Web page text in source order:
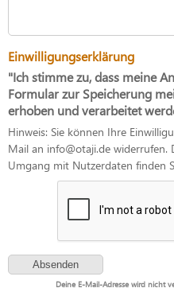
Einwilligungserklärung
"Ich stimme zu, dass meine
Formular zur Speicherung
erhoben und verarbeitet
Hinweis: Sie können Ihre
Mail an info@otaji.de
Umgang mit Nutzerdaten finden
Deine E-Mail-Adresse wird nicht